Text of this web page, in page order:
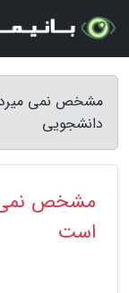
مشخص نمی میرد
دانشجویی
مشخص نمی
است